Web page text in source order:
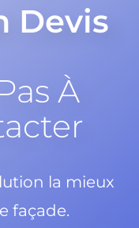
Devis
À
la mieux
façade.